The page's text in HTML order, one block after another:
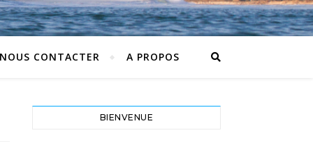
NOUS CONTACTER A PROPOS
BIENVENUE